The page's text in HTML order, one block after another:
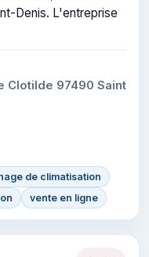
Denis. L'entreprise
Clotilde 97490 Saint
de climatisation
vente en ligne